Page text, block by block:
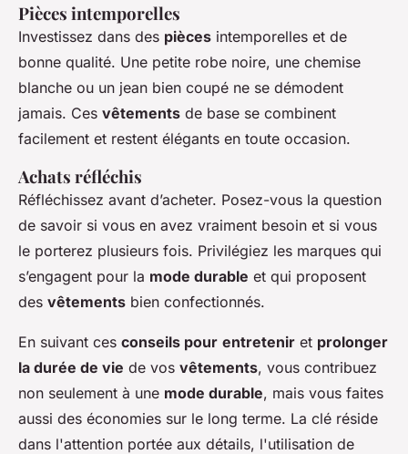
Pièces intemporelles
Investissez dans des pièces intemporelles et de
bonne qualité. Une petite robe noire, une chemise
blanche ou un jean bien coupé ne se démodent
jamais. Ces vêtements de base se combinent
facilement et restent élégants en toute occasion.
Achats réfléchis
Réfléchissez avant d’acheter. Posez-vous la question
de savoir si vous en avez vraiment besoin et si vous
le porterez plusieurs fois. Privilégiez les marques qui
s’engagent pour la mode durable et qui proposent
des vêtements bien confectionnés.
En suivant ces conseils pour entretenir et prolonger
la durée de vie de vos vêtements, vous contribuez
non seulement à une mode durable, mais vous faites
aussi des économies sur le long terme. La clé réside
dans l'attention portée aux détails, l'utilisation de